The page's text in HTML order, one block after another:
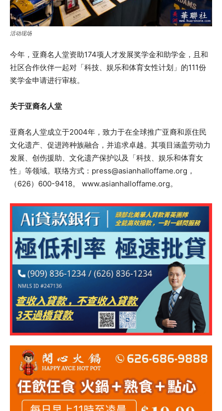
活动现场
今年，亚裔名人堂资助174项人才发展奖学金和助学金，且和
社区合作伙伴一起对「科技、娱乐和体育女性计划」的111份
奖学金申请进行审核。
关于亚裔名人堂
亚裔名人堂成立于2004年，致力于在全球推广亚裔和原住民
文化遗产、促进跨种族融合，并追求卓越。其项目涵盖劳动力
发展、创伤援助、文化遗产保护以及「科技、娱乐和体育女
性」等领域。联络方式： press@asianhalloffame.org ，
（626）600-9418。 www.asianhalloffame.org。